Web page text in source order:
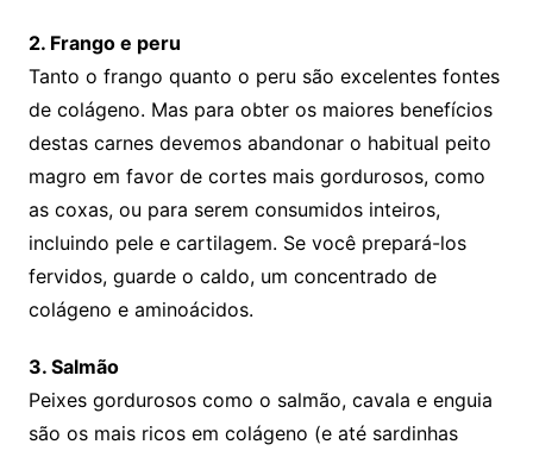
2. Frango e peru
Tanto o frango quanto o peru são excelentes fontes
de colágeno. Mas para obter os maiores benefícios
destas carnes devemos abandonar o habitual peito
magro em favor de cortes mais gordurosos, como
as coxas, ou para serem consumidos inteiros,
incluindo pele e cartilagem. Se você prepará-los
fervidos, guarde o caldo, um concentrado de
colágeno e aminoácidos.
3. Salmão
Peixes gordurosos como o salmão, cavala e enguia
são os mais ricos em colágeno (e até sardinhas